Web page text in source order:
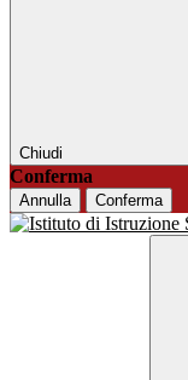
Chiudi
Conferma
Annulla Conferma